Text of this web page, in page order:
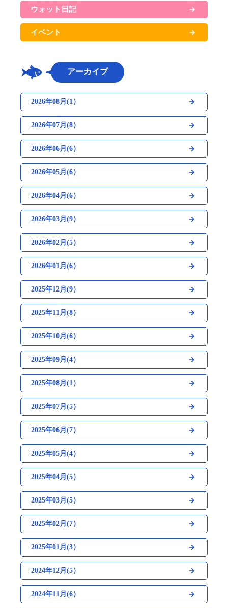
ウォット日記
イベント
アーカイブ
2026年08月(1）
2026年07月(8）
2026年06月(6）
2026年05月(6）
2026年04月(6）
2026年03月(9）
2026年02月(5）
2026年01月(6）
2025年12月(9）
2025年11月(8）
2025年10月(6）
2025年09月(4）
2025年08月(1）
2025年07月(5）
2025年06月(7）
2025年05月(4）
2025年04月(5）
2025年03月(5）
2025年02月(7）
2025年01月(3）
2024年12月(5）
2024年11月(6）